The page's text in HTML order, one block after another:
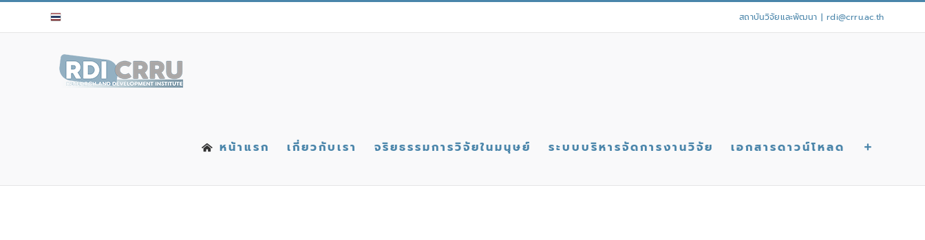
Skip
สถาบันวิจัยและพัฒนา | rdi@crru.ac.th
หน้าแรก เกี่ยวกับเรา จริยธรรมการวิจัยในมนุษย์ ระบบบริหารจัดการงานวิจัย เอกสารดาวน์โหลด